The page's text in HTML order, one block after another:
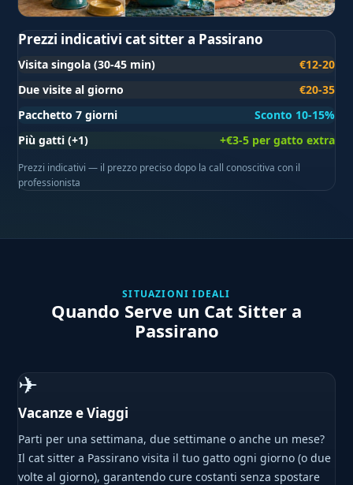
Prezzi indicativi cat sitter a Passirano
Visita singola (30-45 min)
€12-20
Due visite al giorno
€20-35
Pacchetto 7 giorni
Sconto 10-15%
Più gatti (+1)
+€3-5 per gatto extra
Prezzi indicativi — il prezzo preciso dopo la call conoscitiva con il
professionista
SITUAZIONI IDEALI
Quando Serve un Cat Sitter a
Passirano
✈
Vacanze e Viaggi
Parti per una settimana, due settimane o anche un mese?
Il cat sitter a Passirano visita il tuo gatto ogni giorno (o due
volte al giorno), garantendo cure costanti senza spostare